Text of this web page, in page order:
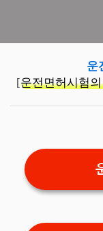
운
[운전면허시험